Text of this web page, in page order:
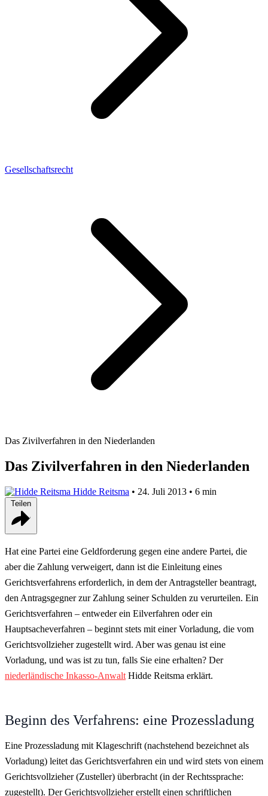
Gesellschaftsrecht
Das Zivilverfahren in den Niederlanden
Das Zivilverfahren in den Niederlanden
Hidde Reitsma • 24. Juli 2013 • 6 min
Hat eine Partei eine Geldforderung gegen eine andere Partei, die
aber die Zahlung verweigert, dann ist die Einleitung eines
Gerichtsverfahrens erforderlich, in dem der Antragsteller beantragt,
den Antragsgegner zur Zahlung seiner Schulden zu verurteilen. Ein
Gerichtsverfahren – entweder ein Eilverfahren oder ein
Hauptsacheverfahren – beginnt stets mit einer Vorladung, die vom
Gerichtsvollzieher zugestellt wird. Aber was genau ist eine
Vorladung, und was ist zu tun, falls Sie eine erhalten? Der
niederländische Inkasso-Anwalt Hidde Reitsma erklärt.
Beginn des Verfahrens: eine Prozessladung
Eine Prozessladung mit Klageschrift (nachstehend bezeichnet als
Vorladung) leitet das Gerichtsverfahren ein und wird stets von einem
Gerichtsvollzieher (Zusteller) überbracht (in der Rechtssprache:
zugestellt). Der Gerichtsvollzieher erstellt einen schriftlichen